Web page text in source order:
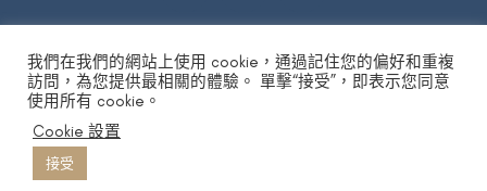
聯絡我們
私隱政策|人工智能道德聲明
DYXnet. All Right Reserved.
我們在我們的網站上使用 cookie，通過記住您的偏好和重複
訪問，為您提供最相關的體驗。 單擊“接受”，即表示您同意
使用所有 cookie。
Cookie 設置
接受